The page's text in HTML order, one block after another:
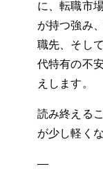
に、転職市
が持つ強み
職先、そし
代特有の不
えします。
読み終える
が少し軽く
—